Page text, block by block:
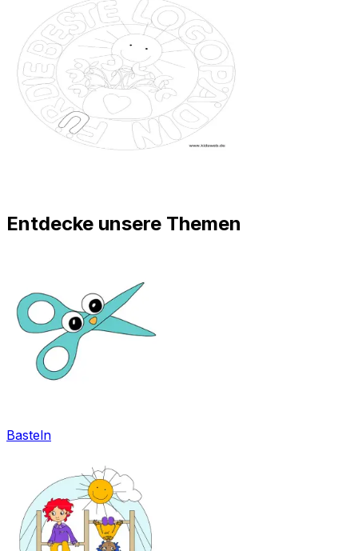
Entdecke unsere Themen
Basteln